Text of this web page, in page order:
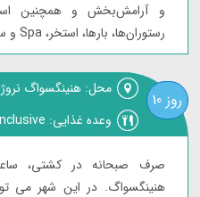
و آرامش‌بخش و همچنین
رستوران‌ها، بارها، استخر، Spa و سایر خدمات کشتی فراهم است.
روز 10
محل: هنینگسواگ نروژ
وعده غذایی: Full Board/All-inclusive
هنینگسواگ. در این شهر می